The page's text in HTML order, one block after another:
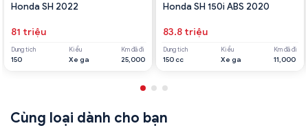
Honda SH 2022
81 triệu
Dung tích
150
Kiểu
Xe ga
Km đã đi
25,000
Honda SH 150i ABS 2020
83.8 triệu
Dung tích
150 cc
Kiểu
Xe ga
Km đã đi
11,000
Cùng loại dành cho bạn